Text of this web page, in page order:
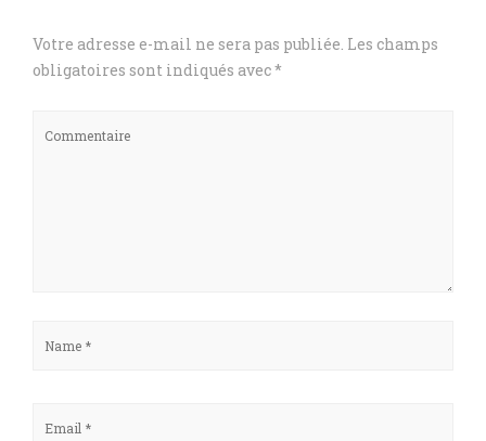
Votre adresse e-mail ne sera pas publiée. Les champs
obligatoires sont indiqués avec*